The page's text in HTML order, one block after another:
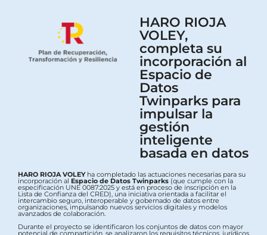
HARO RIOJA
VOLEY,
completa su
incorporación al
Espacio de
Datos
Twinparks para
impulsar la
gestión
inteligente
basada en datos
HARO RIOJA VOLEYha completado las actuaciones necesarias para su
incorporación al Espacio de Datos Twinparks (que cumple con la
especificación UNE 0087:2025 y está en proceso de inscripción en la
Lista de Confianza del CRED), una iniciativa orientada a facilitar el
intercambio seguro, interoperable y gobernado de datos entre
organizaciones, impulsando nuevos servicios digitales y modelos
avanzados de colaboración.
Durante el proyecto se identificaron los conjuntos de datos con mayor
potencial de compartición, se analizaron los requisitos técnicos, jurídicos